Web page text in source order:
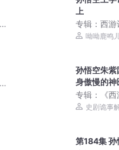
上
专辑：西游
童睡前故事
呦呦鹿鸣
孙悟空朱
身傲慢的神
专辑：
《
史剧诡事
第184集 孙